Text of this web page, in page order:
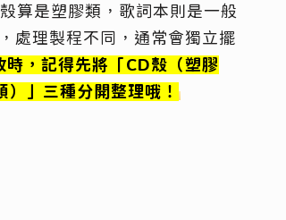
算是塑膠類，歌詞本則是一般
處理製程不同，通常會獨立擺
，記得先將「CD殼（塑膠
」三種分開整理哦！